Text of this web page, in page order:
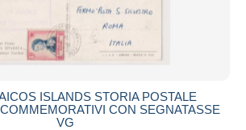
ISLANDS STORIA POSTALE
CON SEGNATASSE
VG